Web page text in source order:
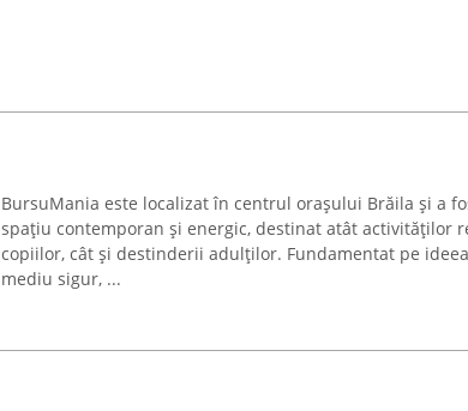
BursuMania este localizat în centrul orașului Brăila și a
spațiu contemporan și energic, destinat atât activităților
copiilor, cât și destinderii adulților. Fundamentat pe
mediu sigur, ...